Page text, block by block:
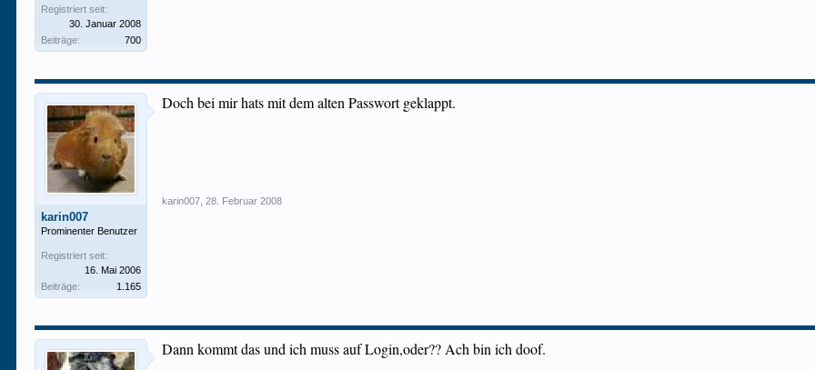
Registriert seit:
30. Januar 2008
Beiträge:
700
karin007
Prominenter Benutzer
Registriert seit:
16. Mai 2006
Beiträge:
1.165
Doch bei mir hats mit dem alten Passwort geklappt.
karin007 28. Februar 2008
Dann kommt das und ich muss auf Login,oder?? Ach bin ich doof.